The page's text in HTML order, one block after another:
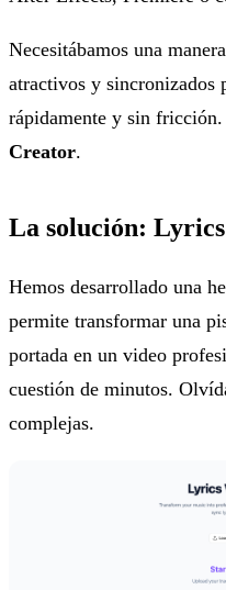
Necesitábamos una
atractivos y sincronizados
rápidamente y sin
Creator.
La solución:
Hemos desarrollado una
permite transformar una
portada en un video
cuestión de minutos.
complejas.